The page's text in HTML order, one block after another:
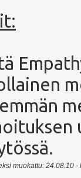
muokattu: 24.08.10